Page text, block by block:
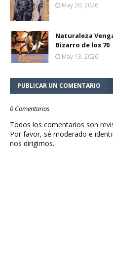
May 20, 2026
Naturaleza
Bizarro de los 70
May 13, 2026
PUBLICAR UN COMENTARIO
0 Comentarios
Todos los comentarios son
Por favor, sé moderado e
nos dirigimos.